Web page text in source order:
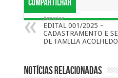
Compartilhar
Anterior
EDITAL 001/2025 –
CADASTRAMENTO E
DE FAMILIA
Notícias Relacionadas